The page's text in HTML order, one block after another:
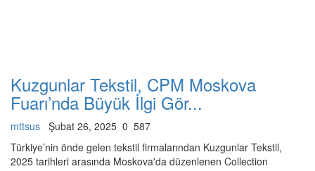
Kuzgunlar Tekstil, CPM Moskova
Fuarı’nda Büyük İlgi Gör...
mttsus Şubat 26, 2025 0 587
Türkiye’nin önde gelen tekstil firmalarından Kuzgunlar Tekstil,
2025 tarihleri arasında Moskova'da düzenlenen Collection